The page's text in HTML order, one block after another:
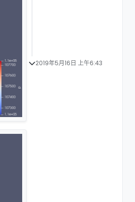
2019年5月16日 上午6:43